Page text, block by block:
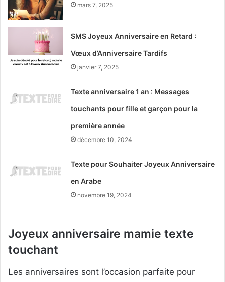
mars 7, 2025
SMS Joyeux Anniversaire en Retard :
Vœux d’Anniversaire Tardifs
janvier 7, 2025
Texte anniversaire 1 an : Messages
touchants pour fille et garçon pour la
première année
décembre 10, 2024
Texte pour Souhaiter Joyeux Anniversaire
en Arabe
novembre 19, 2024
Joyeux anniversaire mamie texte
touchant
Les anniversaires sont l’occasion parfaite pour